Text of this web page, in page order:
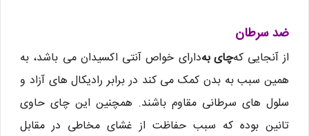
ضد سرطان
از آنجایی کهچای بهدارای خواص آنتی اکسیدان می باشد، به
همین سبب به بدن کمک می کند در برابر رادیکال های آزاد و
سلول های سرطانی مقاوم باشند. همچنین این چای حاوی
تانین بوده که سبب حفاظت از غشای مخاطی در مقابل